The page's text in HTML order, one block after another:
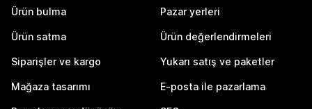
Ürün bulma
Ürün satma
Siparişler ve kargo
Mağaza tasarımı
Pazar yerleri
Ürün değerlendirmeleri
Yukarı satış ve paketler
E-posta ile pazarlama